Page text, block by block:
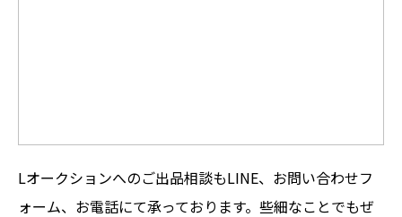
Lオークションへのご出品相談もLINE、お問い合わせフ
ォーム、お電話にて承っております。些細なことでもぜ